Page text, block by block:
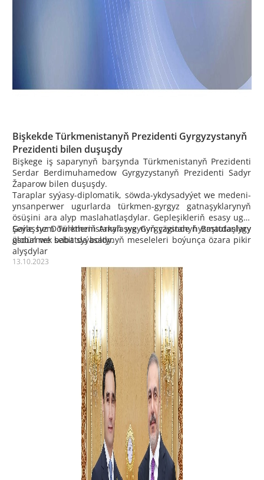
Bişkekde Türkmenistanyň Prezidenti Gyrgyzystanyň
Prezidenti bilen duşuşdy
Bişkege iş saparynyň barşynda Türkmenistanyň Prezidenti
Serdar Berdimuhamedow Gyrgyzystanyň Prezidenti Sadyr
Žaparow bilen duşuşdy.
Taraplar syýasy-diplomatik, söwda-ykdysadyýet we medeni-
ynsanperwer ugurlarda türkmen-gyrgyz gatnaşyklarynyň
ösüşini ara alyp maslahatlaşdylar. Gepleşikleriň esasy ugry
Garaşsyz Döwletleriň Arkalaşygynyň çäginde hyzmatdaşlygy
ösdürmek babatda boldy.
Şeýle hem Türkmenistanyň we Gyrgyzystanyň Baştutanlary
global we sebit syýasatynyň meseleleri boýunça özara pikir
alyşdylar
13.10.2023